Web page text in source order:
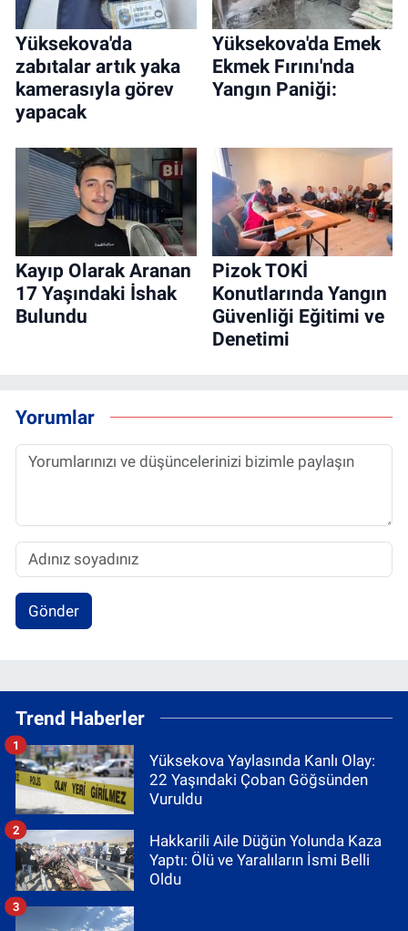
Yüksekova'da
zabıtalar artık yaka
kamerasıyla görev
yapacak
Yüksekova'da Emek
Ekmek Fırını'nda
Yangın Paniği:
Kayıp Olarak Aranan
17 Yaşındaki İshak
Bulundu
Pizok TOKİ
Konutlarında Yangın
Güvenliği Eğitimi ve
Denetimi
Yorumlar
Gönder
Trend Haberler
Yüksekova Yaylasında Kanlı Olay:
22 Yaşındaki Çoban Göğsünden
Vuruldu
1
Hakkarili Aile Düğün Yolunda Kaza
Yaptı: Ölü ve Yaralıların İsmi Belli
Oldu
2
3